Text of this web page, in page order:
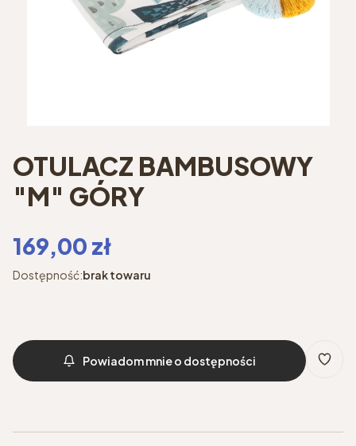
OTULACZ BAMBUSOWY
"M" GÓRY
Cena
169,00 zł
Dostępność:brak towaru
Powiadom mnie o dostępności